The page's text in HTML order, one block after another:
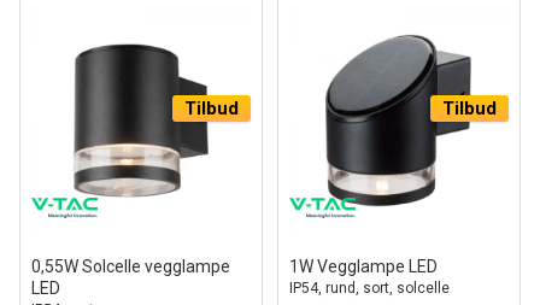
Tilbud
0,55W Solcelle vegglampe
LED
Tilbud
1W Vegglampe LED
IP54, rund, sort, solcelle